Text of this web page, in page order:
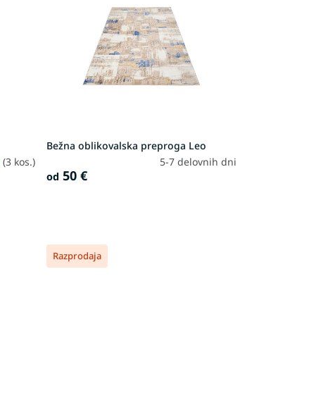
(3 kos.)
Bežna oblikovalska preproga Leo
5-7 delovnih dni
od 50 €
Razprodaja